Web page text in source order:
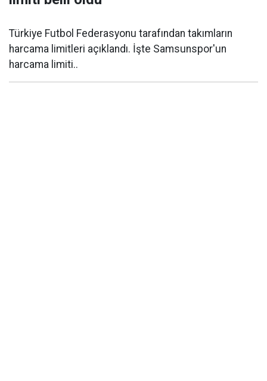
Türkiye Futbol Federasyonu tarafından takımların
harcama limitleri açıklandı. İşte Samsunspor'un
harcama limiti..